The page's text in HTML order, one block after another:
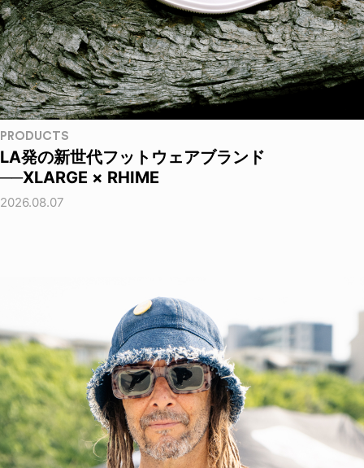
PRODUCTS
LA発の新世代フットウェアブランド
──XLARGE × RHIME
2026.08.07